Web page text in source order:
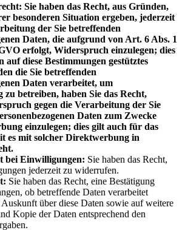
Sie haben das Recht, aus Gründen,
besonderen Situation ergeben, jederzeit
der Sie betreffenden
Daten, die aufgrund von Art. 6 Abs. 1
erfolgt, Widerspruch einzulegen; dies
auf diese Bestimmungen gestütztes
die Sie betreffenden
Daten verarbeitet, um
betreiben, haben Sie das Recht,
gegen die Verarbeitung der Sie
Daten zum Zwecke
einzulegen; dies gilt auch für das
es mit solcher Direktwerbung in
bei Einwilligungen: Sie haben das Recht,
jederzeit zu widerrufen.
Sie haben das Recht, eine Bestätigung
ob betreffende Daten verarbeitet
über diese Daten sowie auf weitere
Kopie der Daten entsprechend den